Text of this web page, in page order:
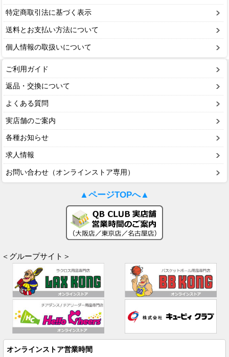
特定商取引法に基づく表示
送料とお支払い方法について
個人情報の取扱いについて
ご利用ガイド
返品・交換について
よくある質問
実店舗のご案内
各種お知らせ
求人情報
お問い合わせ（オンラインストア専用）
▲ページTOPへ▲
＜グループサイト＞
オンラインストア営業時間